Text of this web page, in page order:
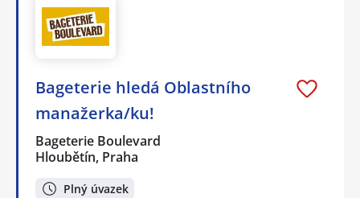
Bageterie hledá Oblastního
manažerka/ku!
Bageterie Boulevard
Hloubětín, Praha
Plný úvazek